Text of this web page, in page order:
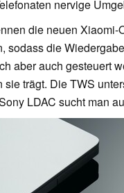
nervige
die neuen
sodass die
aber auch gesteuert
trägt. Die TWS
LDAC sucht man